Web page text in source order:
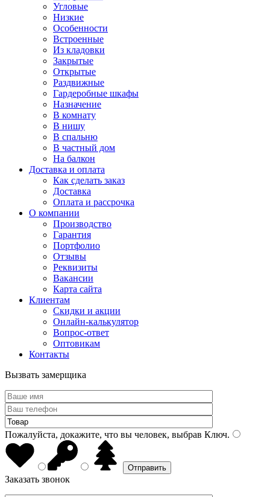
Угловые
Низкие
Особенности
Встроенные
Из кладовки
Закрытые
Открытые
Раздвижные
Гардеробные шкафы
Назначение
В комнату
В нишу
В спальню
В частный дом
На балкон
Доставка и оплата
Как сделать заказ
Доставка
Оплата и рассрочка
О компании
Производство
Гарантия
Портфолио
Отзывы
Реквизиты
Вакансии
Карта сайта
Клиентам
Скидки и акции
Онлайн-калькулятор
Вопрос-ответ
Оптовикам
Контакты
Вызвать замерщика
Пожалуйста, докажите, что вы человек, выбрав Ключ.
Заказать звонок